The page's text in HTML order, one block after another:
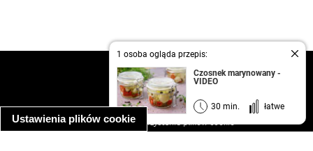
Ustawienia plików cookie
1 osoba ogląda przepis:
Czosnek marynowany -
VIDEO
30 min. łatwe
kontakt
regulamin
informacja o prywatności
informacja o wykorzystaniu plików cookie